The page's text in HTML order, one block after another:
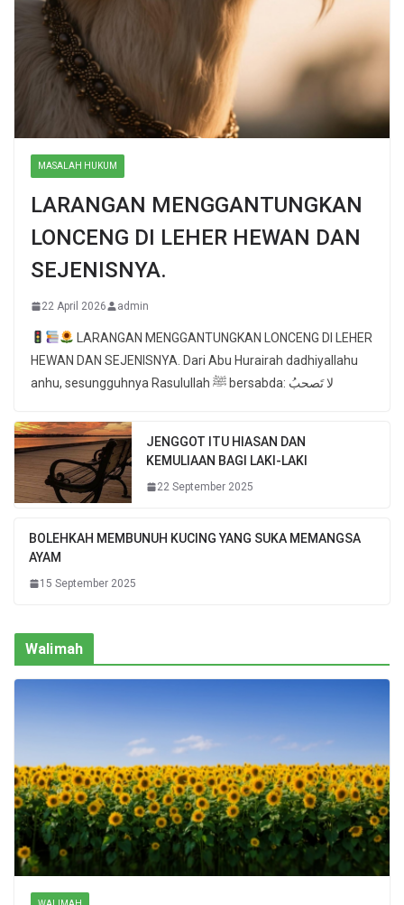
MASALAH HUKUM
LARANGAN MENGGANTUNGKAN
LONCENG DI LEHER HEWAN DAN
SEJENISNYA.
22 April 2026 admin
LARANGAN MENGGANTUNGKAN LONCENG DI LEHER
HEWAN DAN SEJENISNYA. Dari Abu Hurairah dadhiyallahu
anhu, sesungguhnya Rasulullah ﷺ bersabda: لا تَصحبُ
JENGGOT ITU HIASAN DAN
KEMULIAAN BAGI LAKI-LAKI
22 September 2025
BOLEHKAH MEMBUNUH KUCING YANG SUKA MEMANGSA
AYAM
15 September 2025
Walimah